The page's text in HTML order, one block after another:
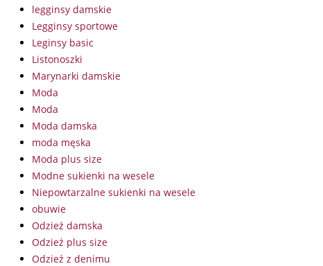
legginsy damskie
Legginsy sportowe
Leginsy basic
Listonoszki
Marynarki damskie
Moda
Moda
Moda damska
moda męska
Moda plus size
Modne sukienki na wesele
Niepowtarzalne sukienki na wesele
obuwie
Odzież damska
Odzież plus size
Odzież z denimu